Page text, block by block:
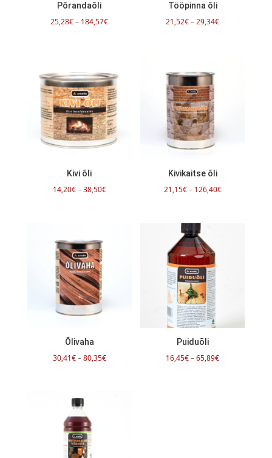
Põrandaõli
25,28€– 184,57€Hinnavahemik:
Tööpinna õli
21,52€–29,34€Hinnavahemik:
Kivi õli
14,20€–38,50€Hinnavahemik:
Kivikaitse õli
21,15€– 126,40€Hinnavahemik:
Õlivaha
30,41€–80,35€Hinnavahemik:
Puiduõli
16,45€–65,89€Hinnavahemik: